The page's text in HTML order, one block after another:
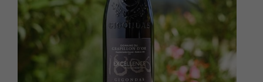
AJOUTER AU PANIER / DÉTAILS